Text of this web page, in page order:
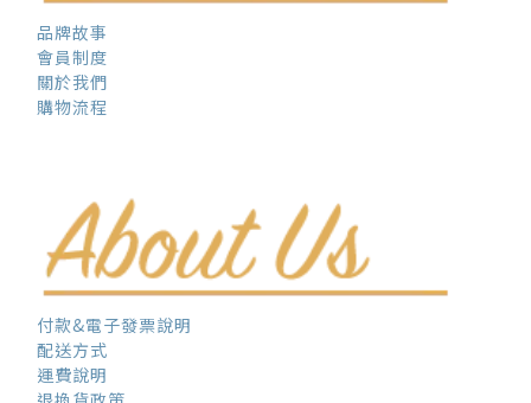
品牌故事
會員制度
關於我們
購物流程
付款&電子發票說明
配送方式
運費說明